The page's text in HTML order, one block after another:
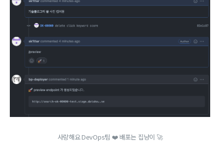
사랑해요 DevOps팀 ❤️ 배포는 집냥이 🚀